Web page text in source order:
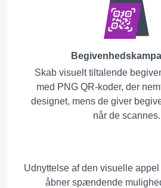
Skab visuelt tiltalende
med PNG QR-koder, der
designet, mens de giver
når de scannes.
Udnyttelse af den visuelle
åbner spændende